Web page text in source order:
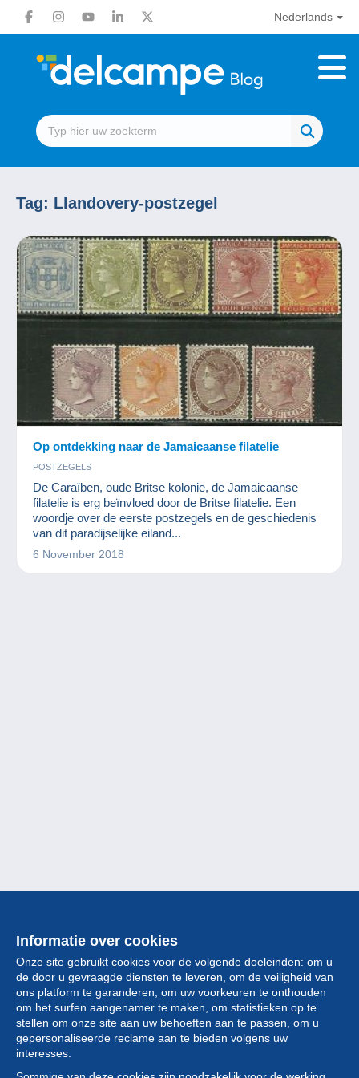
Nederlands
Tag: Llandovery-postzegel
Op ontdekking naar de Jamaicaanse filatelie
POSTZEGELS
De Caraïben, oude Britse kolonie, de Jamaicaanse
filatelie is erg beïnvloed door de Britse filatelie. Een
woordje over de eerste postzegels en de geschiedenis
van dit paradijselijke eiland...
6 November 2018
Informatie over cookies
Onze site gebruikt cookies voor de volgende doeleinden: om u
de door u gevraagde diensten te leveren, om de veiligheid van
ons platform te garanderen, om uw voorkeuren te onthouden
om het surfen aangenamer te maken, om statistieken op te
stellen om onze site aan uw behoeften aan te passen, om u
gepersonaliseerde reclame aan te bieden volgens uw
interesses.
Collectie